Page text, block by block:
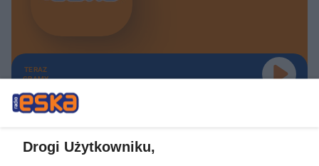
TERAZ
GRAMY
Drogi Użytkowniku,